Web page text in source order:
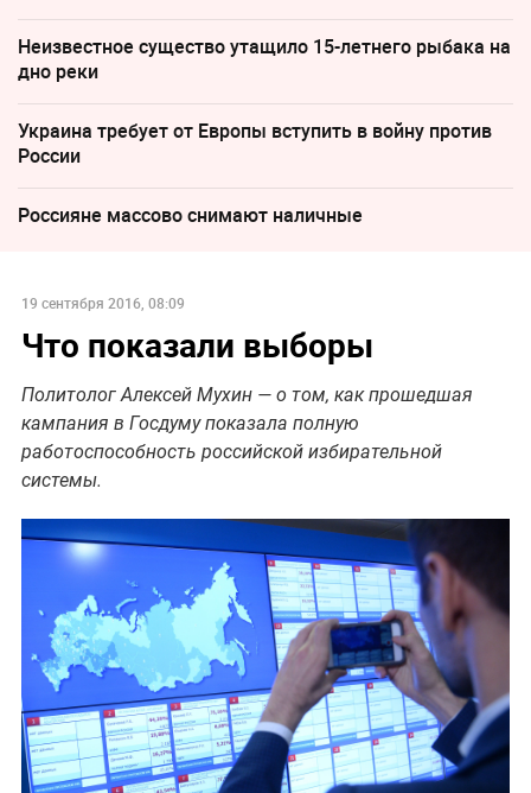
Неизвестное существо утащило 15-летнего рыбака на
дно реки
Украина требует от Европы вступить в войну против
России
Россияне массово снимают наличные
19 сентября 2016, 08:09
Что показали выборы
Политолог Алексей Мухин — о том, как прошедшая
кампания в Госдуму показала полную
работоспособность российской избирательной
системы.